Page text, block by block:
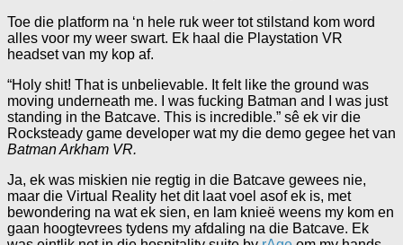
Toe die platform na ‘n hele ruk weer tot stilstand kom word
alles voor my weer swart. Ek haal die Playstation VR
headset van my kop af.
“Holy shit! That is unbelievable. It felt like the ground was
moving underneath me. I was fucking Batman and I was just
standing in the Batcave. This is incredible.” sê ek vir die
Rocksteady game developer wat my die demo gegee het van
Batman Arkham VR.
Ja, ek was miskien nie regtig in die Batcave gewees nie,
maar die Virtual Reality het dit laat voel asof ek is, met
bewondering na wat ek sien, en lam knieë weens my kom en
gaan hoogtevrees tydens my afdaling na die Batcave. Ek